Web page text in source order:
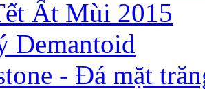
Ất Mùi 2015
Demantoid
- Đá mặt